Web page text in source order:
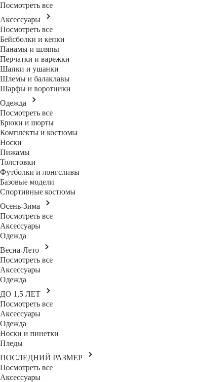
Посмотреть все
Аксессуары
Посмотреть все
Бейсболки и кепки
Панамы и шляпы
Перчатки и варежки
Шапки и ушанки
Шлемы и балаклавы
Шарфы и воротники
Одежда
Посмотреть все
Брюки и шорты
Комплекты и костюмы
Носки
Пижамы
Толстовки
Футболки и лонгсливы
Базовые модели
Спортивные костюмы
Осень-Зима
Посмотреть все
Аксессуары
Одежда
Весна-Лето
Посмотреть все
Аксессуары
Одежда
ДО 1,5 ЛЕТ
Посмотреть все
Аксессуары
Одежда
Носки и пинетки
Пледы
ПОСЛЕДНИЙ РАЗМЕР
Посмотреть все
Аксессуары